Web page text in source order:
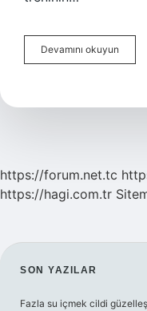
Devamını okuyun
Denir
https://forum.net.tc
https://hagi.com.tr
SIDEBAR
SON YAZILAR
Fazla su içmek cildi